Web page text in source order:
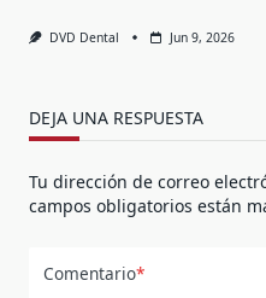
DVD Dental Jun 9, 2026
DEJA UNA RESPUESTA
Tu dirección de correo
campos obligatorios están
Comentario*